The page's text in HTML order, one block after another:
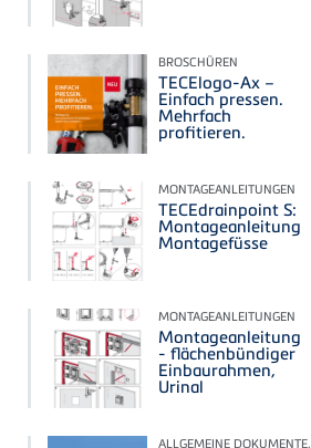
BROSCHÜREN
TECElogo-Ax –
Einfach pressen.
Mehrfach
profitieren.
MONTAGEANLEITUNGEN
TECEdrainpoint S:
Montageanleitung
Montagefüsse
MONTAGEANLEITUNGEN
Montageanleitung
- flächenbündiger
Einbaurahmen,
Urinal
ALLGEMEINE DOKUMENTE,